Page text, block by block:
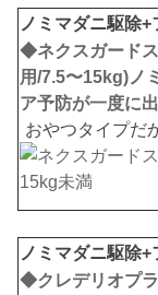
ノミマダニ駆除
◆ネクスガード
用/7.5〜15kg)ノ
ア予防が一度に
おやつタイプだ
ノミマダニ駆除
◆クレデリオプ